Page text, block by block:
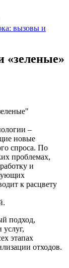
вызовы и
«зеленые»
–
новые
спроса. По
проблемах,
и
к расцвету
подход,
этапах
отходов.